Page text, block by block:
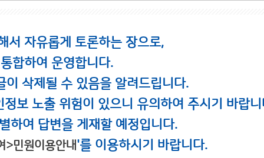
서 자유롭게 토론하는 장으로,
합하여 운영합니다.
삭제될 수 있음을 알려드립니다.
보 노출 위험이 있으니 유의하여 주시기 바랍니
하여 답변을 게재할 예정입니다.
>민원이용안내'를 이용하시기 바랍니다.